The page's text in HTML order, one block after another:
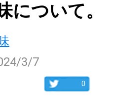
について。
3/7
0